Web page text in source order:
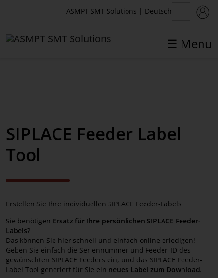
☰ Menu
ASMPT SMT Solutions | Deutsch
Customer Portal
Component Support Online
Reparatur-Service
SIPLACE Feeder Label
Tool
Erstellen Sie Ihre individuellen SIPLACE Feeder-Labels
Sie benötigen Ersatz für Ihre persönlichen SIPLACE Feeder-
Labels?
Das können Sie hier schnell und einfach online erledigen!
Geben Sie einfach die Seriennummer und Feeder-ID des
gewünschten SIPLACE Feeders ein, und das SIPLACE Feeder-
Label Tool generiert für Sie ein neues Label zum Download.